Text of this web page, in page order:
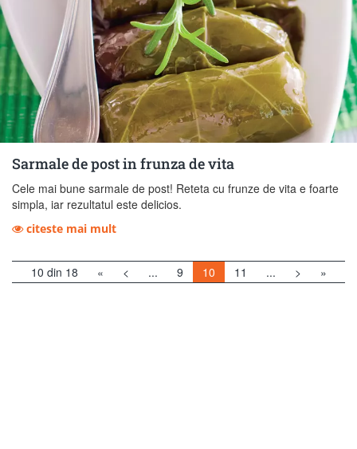
Sarmale de post in frunza de vita
Cele mai bune sarmale de post! Reteta cu frunze de vita e foarte
simpla, iar rezultatul este delicios.
citeste mai mult
10 din 18 « < ... 9 10 11 ... > »